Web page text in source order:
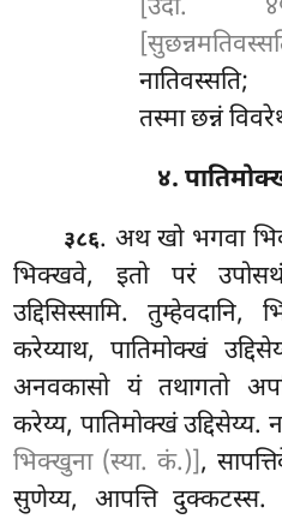
[उदा.
नातिवस्सति;
तस्मा छन्नं
४.
३८६. अथखो भगवा
भिक्खवे, इतो परं
उद्दिसिस्सामि.
करेय्याथ, पातिमोक्खं
अनवकासो यं तथागतो
करेय्य, पातिमोक्खं
भिक्खुना (स्या. कं.)],
सुणेय्य, आपत्ति दुक्कटस्स.